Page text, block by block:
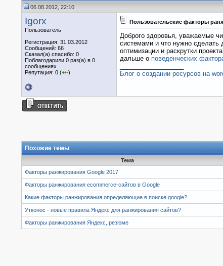
06.08.2012, 22:10
Igorx
Пользователь
Регистрация: 31.03.2012
Сообщений: 66
Сказал(а) спасибо: 0
Поблагодарили 0 раз(а) в 0
сообщениях
Репутация: 0 (+/-)
Пользовательские факторы
Доброго здоровья, уважаемые
системами и что нужно сделать
оптимизации и раскрутки
дальше о поведенческих
Блог о создании ресурсов на
Похожие темы
Тема
Факторы ранжирования Google 2017
Факторы ранжирования ecommerce-сайтов в Google
Какие факторы ранжирования определяющие в поиске google?
Утконос - новые правила Яндекс для ранжирования сайтов?
Факторы ранжирования Яндекс, резюме